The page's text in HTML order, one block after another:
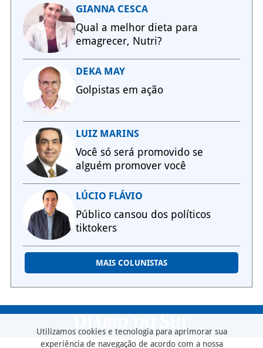
GIANNA CESCA
Qual a melhor dieta para
emagrecer, Nutri?
DEKA MAY
Golpistas em ação
LUIZ MARINS
Você só será promovido se
alguém promover você
LÚCIO FLÁVIO
Público cansou dos políticos
tiktokers
MAIS COLUNISTAS
Utilizamos cookies e tecnologia para aprimorar sua
experiência de navegação de acordo com a nossa